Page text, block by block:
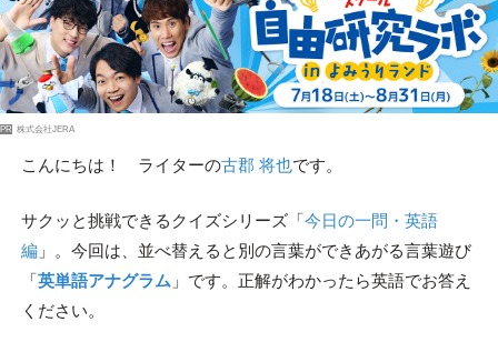
PR 株式会社JERA
こんにちは！ ライターの古郡 将也です。
サクッと挑戦できるクイズシリーズ「今日の一問・英語
編」。今回は、並べ替えると別の言葉ができあがる言葉遊び
「英単語アナグラム 」です。正解がわかったら英語でお答え
ください。